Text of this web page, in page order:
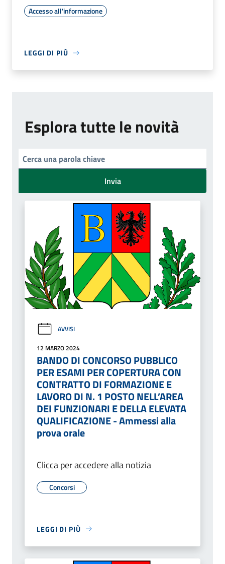
Accesso all'informazione
LEGGI DI PIÙ
Esplora tutte le novità
Invia
AVVISI
12 MARZO 2024
BANDO DI CONCORSO PUBBLICO
PER ESAMI PER COPERTURA CON
CONTRATTO DI FORMAZIONE E
LAVORO DI N. 1 POSTO NELL’AREA
DEI FUNZIONARI E DELLA ELEVATA
QUALIFICAZIONE - Ammessi alla
prova orale
Clicca per accedere alla notizia
Concorsi
LEGGI DI PIÙ